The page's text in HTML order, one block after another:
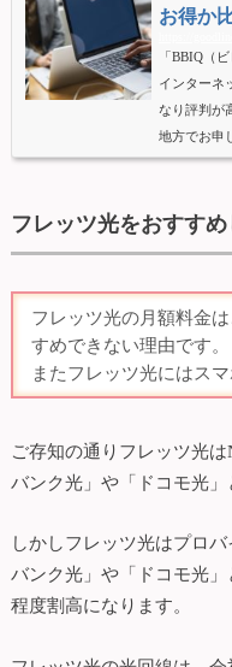
お得か
「BBIQ（
インターネ
なり評判が
地方でお申
しかし
「ドコモ光
較してみま
フレッツ光をおすす
フレッツ光の月額料金
すめできない理由です。
またフレッツ光にはス
ご存知の通りフレッツ光
バンク光」や「ドコモ光」
しかしフレッツ光はプロ
バンク光」や「ドコモ光
程度割高になります。